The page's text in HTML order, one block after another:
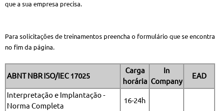
que a sua empresa precisa.
Para solicitações de treinamentos preencha o formulário que se encontra
no fim da página.
ABNT NBR ISO/IEC 17025
Carga
horária
In
Company
EAD
Interpretação e Implantação -
Norma Completa
16-24h